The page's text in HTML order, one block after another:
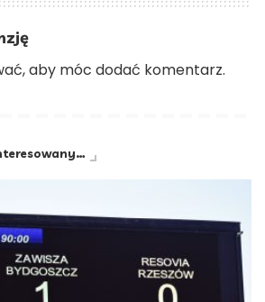
, aby móc dodać komentarz.